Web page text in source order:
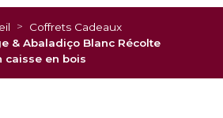
Coffrets Cadeaux
& Abaladiço Blanc Récolte
caisse en bois